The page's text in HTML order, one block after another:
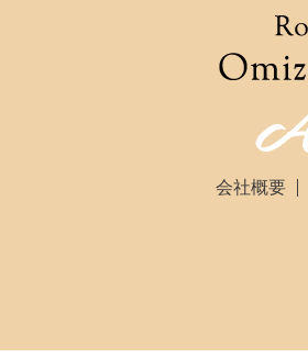
会社概要